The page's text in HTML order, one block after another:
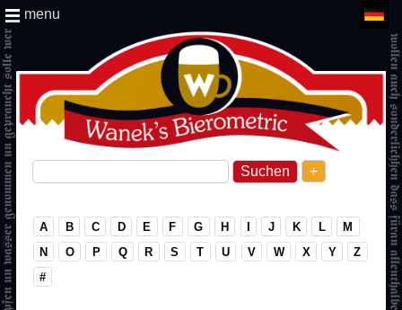
+
menu
A B C D E F G H I J K L
M
N
O P Q R S T U V W X Y
Z
#